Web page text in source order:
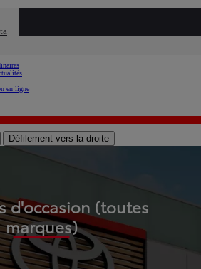
en ligne
Défilement vers la droite
d'occasion (toutes
marques)